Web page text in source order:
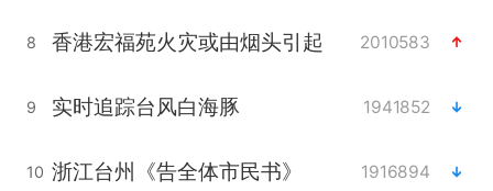
8 香港宏福苑火灾或由烟头引起 2010583
9 实时追踪台风白海豚 1941852
10 浙江台州《告全体市民书》 1916894